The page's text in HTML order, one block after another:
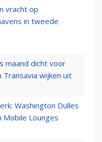
vracht op
in tweede
maand dicht voor
Transavia wijken uit
Washington Dulles
Mobile Lounges